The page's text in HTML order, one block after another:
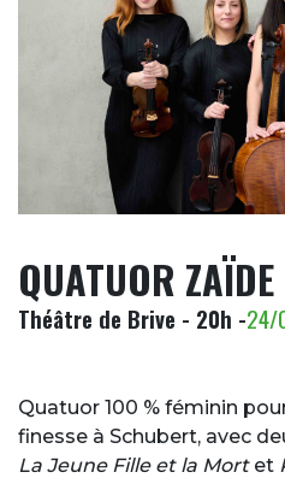
QUATUOR ZAÏDE
Théâtre de Brive - 20h -24/
Quatuor 100 % féminin
finesse à Schubert, avec
La Jeune Fille et la Mortet